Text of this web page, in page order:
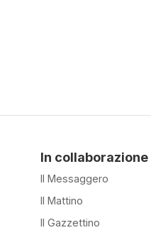
In collaborazione
Il Messaggero
Il Mattino
Il Gazzettino